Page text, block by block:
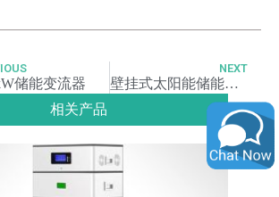
储能变流器
NEXT
壁挂式太阳能储能电池系统
相关产品